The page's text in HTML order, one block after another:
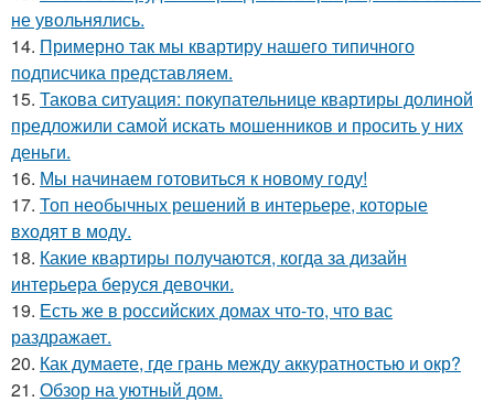
не увольнялись.
14. Примерно так мы квартиру нашего типичного
подписчика представляем.
15. Такова ситуация: покупательнице квартиры долиной
предложили самой искать мошенников и просить у них
деньги.
16. Мы начинаем готовиться к новому году!
17. Топ необычных решений в интерьере, которые
входят в моду.
18. Какие квартиры получаются, когда за дизайн
интерьера беруся девочки.
19. Есть же в российских домах что-то, что вас
раздражает.
20. Как думаете, где грань между аккуратностью и окр?
21. Обзор на уютный дом.